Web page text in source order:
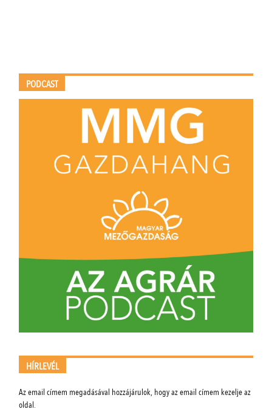
PODCAST
HÍRLEVÉL
Az email címem megadásával hozzájárulok, hogy az email címem kezelje az
oldal.